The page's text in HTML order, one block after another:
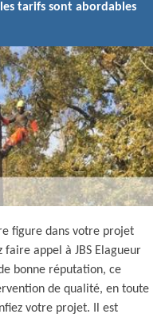
tarifs sont abordables
figure dans votre projet
appel à JBS Elagueur
bonne réputation, ce
de qualité, en toute
votre projet. Il est